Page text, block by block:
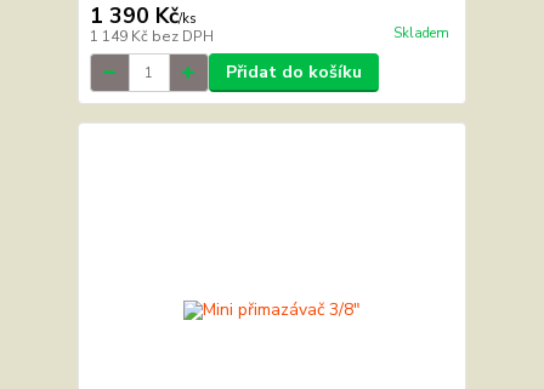
1 390 Kč/ks
1 149 Kč bez DPH Skladem
Přidat do košíku